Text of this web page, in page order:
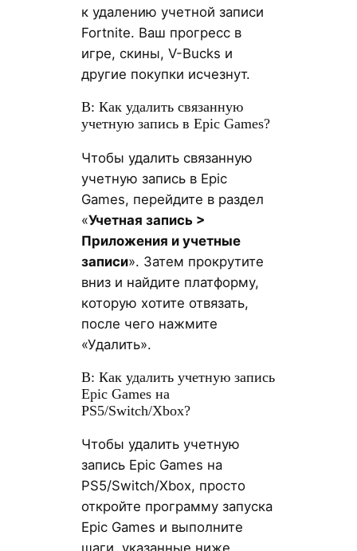
к удалению учетной записи
Fortnite. Ваш прогресс в
игре, скины, V-Bucks и
другие покупки исчезнут.
В: Как удалить связанную
учетную запись в Epic Games?
Чтобы удалить связанную
учетную запись в Epic
Games, перейдите в раздел
«Учетная запись >
Приложения и учетные
записи». Затем прокрутите
вниз и найдите платформу,
которую хотите отвязать,
после чего нажмите
«Удалить».
В: Как удалить учетную запись
Epic Games на
PS5/Switch/Xbox?
Чтобы удалить учетную
запись Epic Games на
PS5/Switch/Xbox, просто
откройте программу запуска
Epic Games и выполните